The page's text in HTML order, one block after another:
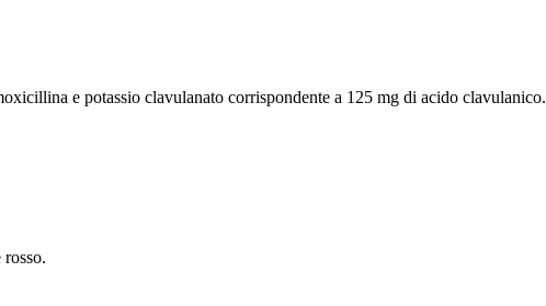
e potassio clavulanato corrispondente a 125 mg di acido clavulanico.